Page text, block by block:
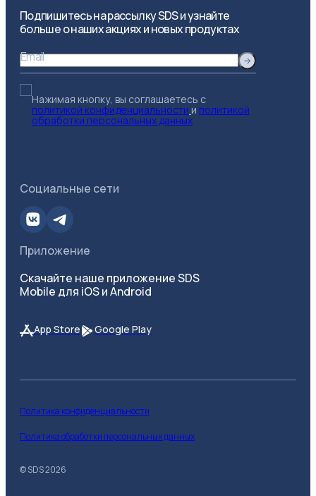
Подпишитесь на рассылку SDS и узнайте
больше о наших акциях и новых продуктах
Email
Нажимая кнопку, вы соглашаетесь с
политикой конфиденциальности и политикой
обработки персональных данных
Социальные сети
Приложение
Скачайте наше приложение SDS
Mobile для iOS и Android
App Store Google Play
© SDS2026
Политика конфиденциальности
Политика обработки персональных данных